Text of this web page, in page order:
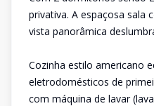
privativa. A espaçosa sala
vista panorâmica
Cozinha estilo americano
eletrodomésticos de
com máquina de lavar